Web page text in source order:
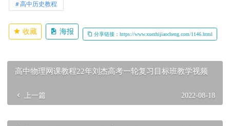
高中历史教程
收藏 海报 分享链接：https://www.xuezhijiaocheng.com/1146.html
高中物理网课教程22年刘杰高考一轮复习目标班教学视频
上一篇 2022-08-18